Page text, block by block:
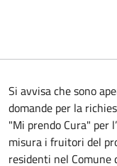
Si avvisa che sono
domande per la
"Mi prendo Cura" per
misura i fruitori del
residenti nel Comune